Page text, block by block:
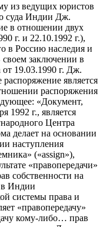
из ведущих юристов
суда Индии Дж.
в отношении двух
г. и 22.10.1992 г.),
в Россию наследия и
заключении в
19.03.1990 г. Дж.
является
распоряжения
«Документ,
1992 г., является
Центра
делает на основании
наступления
(«assign»),
«правопередачи»
собственности на
в Индии
системы права и
«правопередачу»
кому-либо… прав